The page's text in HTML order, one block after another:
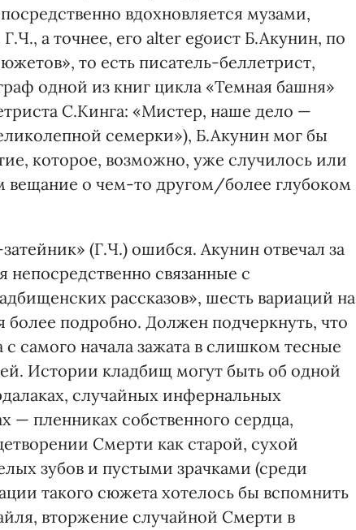
вдохновляется музами,
а точнее, его alter egoист Б.Акунин, по
то есть писатель-беллетрист,
одной из книг цикла «Темная башня»
С.Кинга: «Мистер, наше дело —
семерки»), Б.Акунин мог бы
которое, возможно, уже случилось или
вещание о чем-то другом/более глубоком
(Г.Ч.) ошибся. Акунин отвечал за
связанные с
рассказов», шесть вариаций на
подробно. Должен подчеркнуть, что
самого начала зажата в слишком тесные
Истории кладбищ могут быть об одной
случайных инфернальных
— пленниках собственного сердца,
Смерти как старой, сухой
зубов и пустыми зрачками (среди
такого сюжета хотелось бы вспомнить
вторжение случайной Смерти в